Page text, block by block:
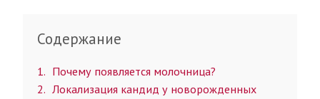
Содержание
1
Почему появляется молочница?
2
Локализация кандид у новорожденных